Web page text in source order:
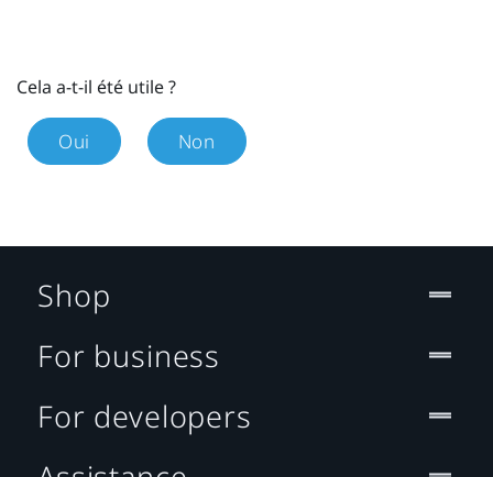
Cela a-t-il été utile ?
Oui Non
Shop
For business
For developers